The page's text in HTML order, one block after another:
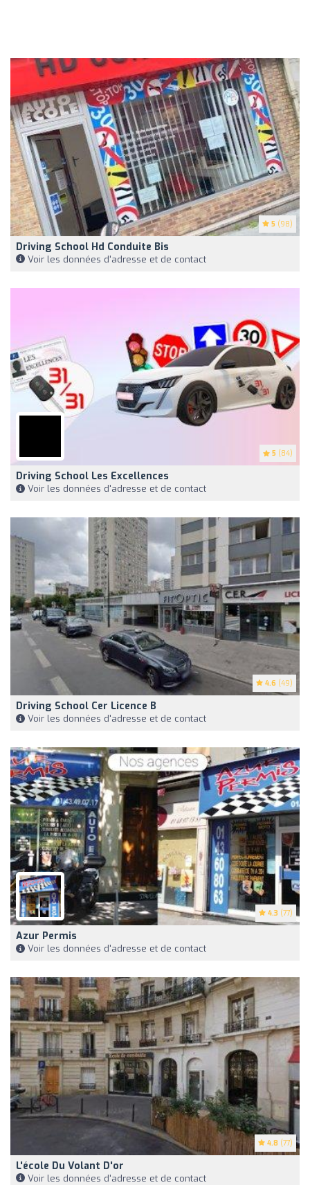
5 (98)
Driving School Hd Conduite Bis
Voir les données d'adresse et de contact
5 (84)
Driving School Les Excellences
Voir les données d'adresse et de contact
4.6 (49)
Driving School Cer Licence B
Voir les données d'adresse et de contact
4.3 (77)
Azur Permis
Voir les données d'adresse et de contact
4.8 (77)
L'école Du Volant D'or
Voir les données d'adresse et de contact